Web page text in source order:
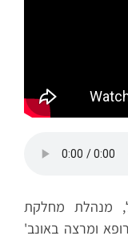
מנהלת מחלקת
ומרצה באונב'